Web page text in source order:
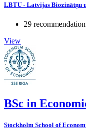
LBTU - Latvijas Biozinātņu
29
View
BSc in
Stockholm School of